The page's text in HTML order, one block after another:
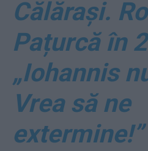
Călărași.
Pațurcă în
„Iohannis
Vrea să ne
extermine!”